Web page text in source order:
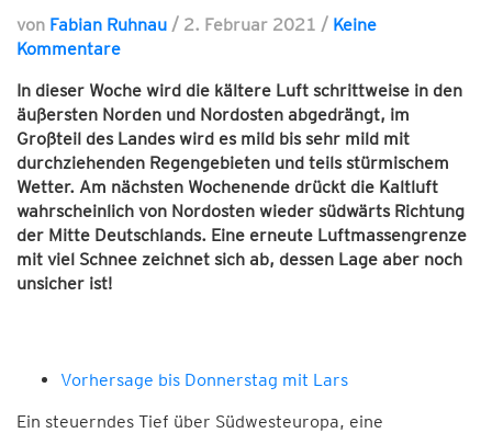
von Fabian Ruhnau / 2. Februar 2021 / Keine
Kommentare
In dieser Woche wird die kältere Luft schrittweise in den
äußersten Norden und Nordosten abgedrängt, im
Großteil des Landes wird es mild bis sehr mild mit
durchziehenden Regengebieten und teils stürmischem
Wetter. Am nächsten Wochenende drückt die Kaltluft
wahrscheinlich von Nordosten wieder südwärts Richtung
der Mitte Deutschlands. Eine erneute Luftmassengrenze
mit viel Schnee zeichnet sich ab, dessen Lage aber noch
unsicher ist!
Vorhersage bis Donnerstag mit Lars
Ein steuerndes Tief über Südwesteuropa, eine